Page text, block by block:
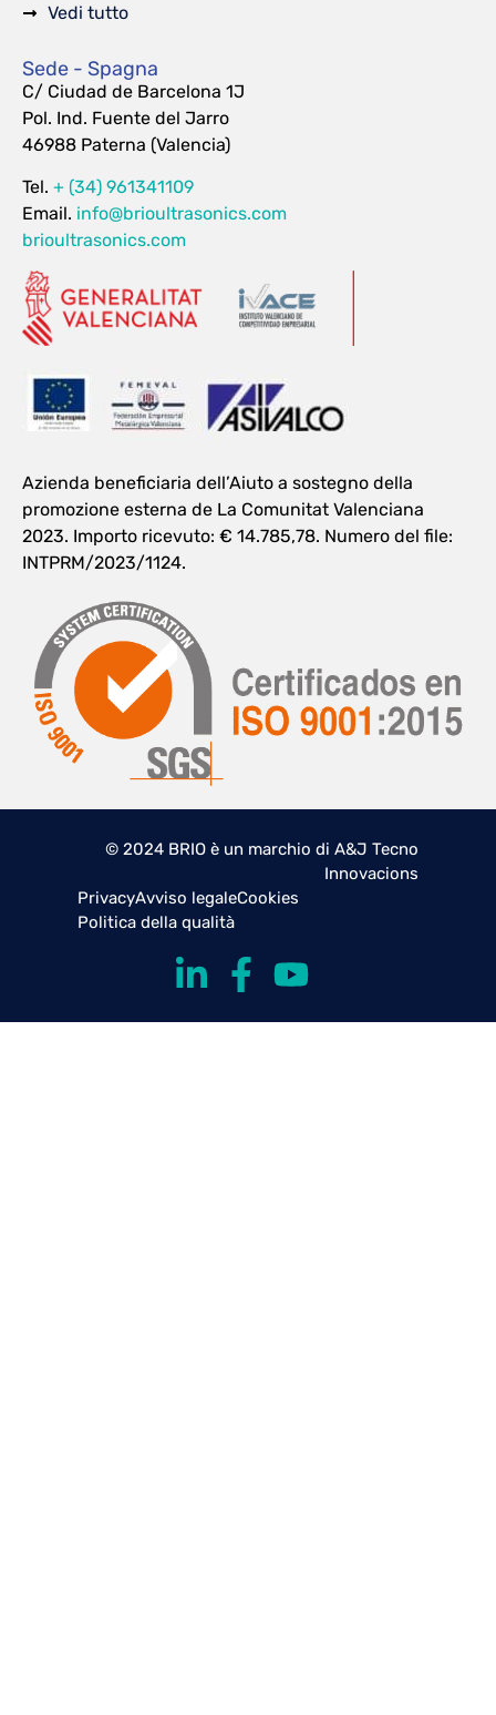
Vedi tutto
Sede - Spagna
C/ Ciudad de Barcelona 1J
Pol. Ind. Fuente del Jarro
46988 Paterna (Valencia)
Tel. + (34) 961341109
Email. info@brioultrasonics.com
brioultrasonics.com
Azienda beneficiaria dell’Aiuto a sostegno della
promozione esterna de La Comunitat Valenciana
2023. Importo ricevuto: € 14.785,78. Numero del file:
INTPRM/2023/1124.
© 2024 BRIO è un marchio di A&J Tecno
Innovacions
PrivacyAvviso legaleCookies
Politica della qualità